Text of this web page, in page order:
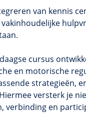
van kennis
cursus
en motorische
strategieën,
versterk je
verbinding en